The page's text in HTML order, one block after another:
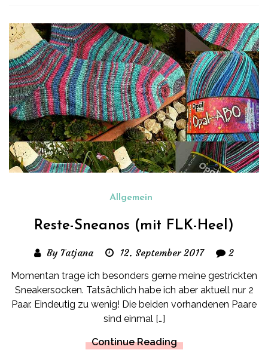
Allgemein
Reste-Sneanos (mit FLK-Heel)
By Tatjana 12. September 2017 2
Momentan trage ich besonders gerne meine gestrickten
Sneakersocken. Tatsächlich habe ich aber aktuell nur 2
Paar. Eindeutig zu wenig! Die beiden vorhandenen Paare
sind einmal […]
Continue Reading